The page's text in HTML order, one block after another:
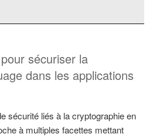
sécuriser la
dans les applications
sécurité liés à la cryptographie en
à multiples facettes mettant